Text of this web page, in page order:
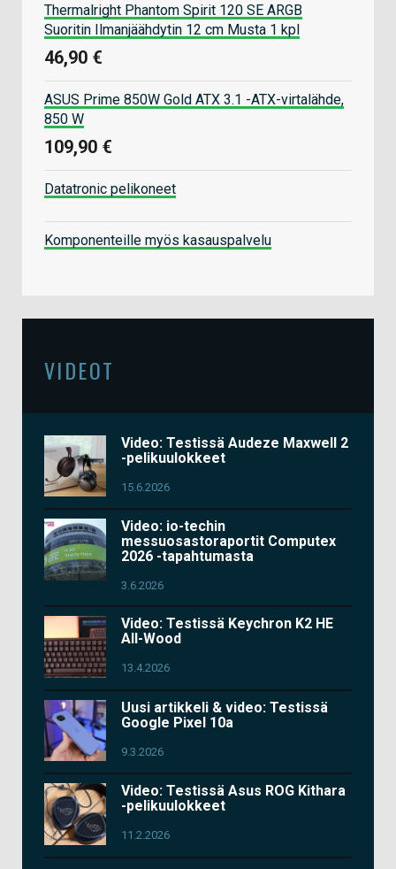
Thermalright Phantom Spirit 120 SE ARGB
Suoritin Ilmanjäähdytin 12 cm Musta 1 kpl
46,90 €
ASUS Prime 850W Gold ATX 3.1 -ATX-virtalähde,
850 W
109,90 €
Datatronic pelikoneet
Komponenteille myös kasauspalvelu
VIDEOT
Video: Testissä Audeze Maxwell 2
-pelikuulokkeet
15.6.2026
Video: io-techin
messuosastoraportit Computex
2026 -tapahtumasta
3.6.2026
Video: Testissä Keychron K2 HE
All-Wood
13.4.2026
Uusi artikkeli & video: Testissä
Google Pixel 10a
9.3.2026
Video: Testissä Asus ROG Kithara
-pelikuulokkeet
11.2.2026